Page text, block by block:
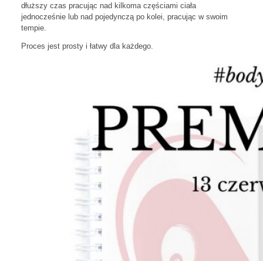
dłuższy czas pracując nad kilkoma częściami ciała
jednocześnie lub nad pojedynczą po kolei, pracując w swoim
tempie.
Proces jest prosty i łatwy dla każdego.